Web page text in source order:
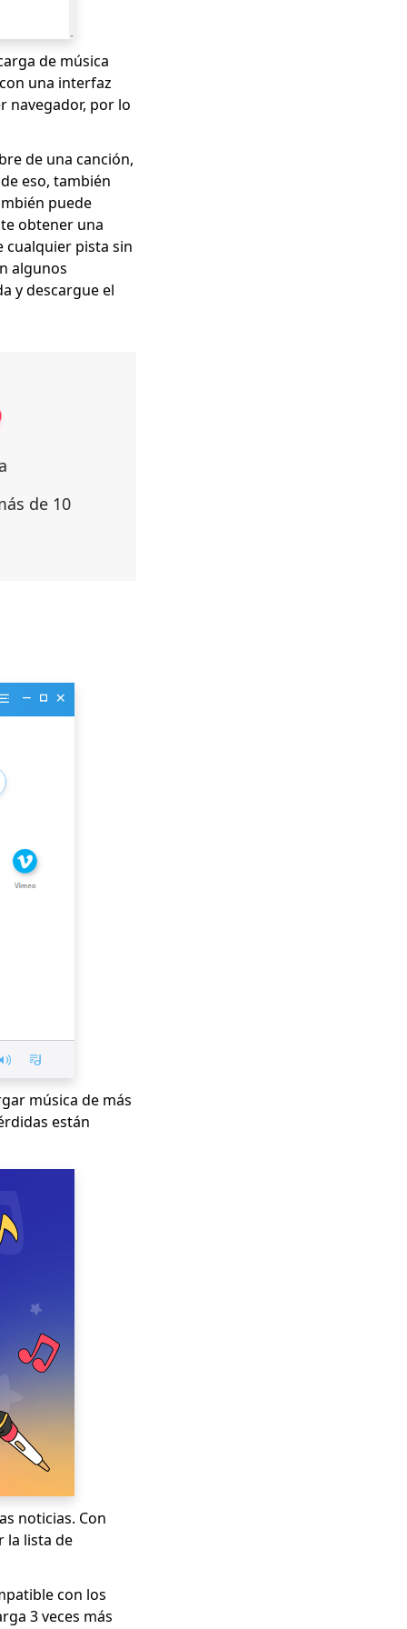
de música
una interfaz
navegador, por lo
de una canción,
eso, también
puede
obtener una
cualquier pista sin
algunos
y descargue el
de 10
música de más
están
noticias. Con
la lista de
con los
3 veces más